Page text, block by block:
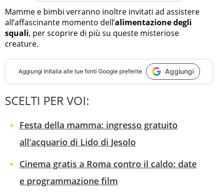
Mamme e bimbi verranno inoltre invitati ad assistere
all’affascinante momento dell’alimentazione degli
squali, per scoprire di più su queste misteriose
creature.
Aggiungi InItalia alle tue fonti Google preferite Aggiungi
SCELTI PER VOI:
Festa della mamma: ingresso gratuito
all'acquario di Lido di Jesolo
Cinema gratis a Roma contro il caldo: date
e programmazione film